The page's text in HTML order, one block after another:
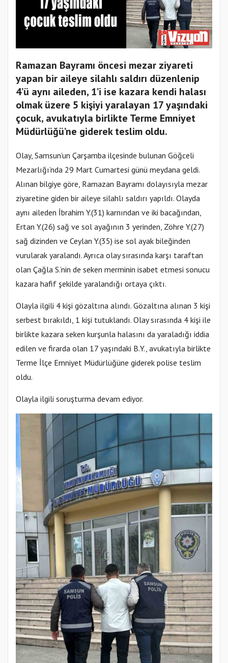
Ramazan Bayramı öncesi mezar ziyareti
yapan bir aileye silahlı saldırı düzenlenip
4’ü aynı aileden, 1’i ise kazara kendi halası
olmak üzere 5 kişiyi yaralayan 17 yaşındaki
çocuk, avukatıyla birlikte Terme Emniyet
Müdürlüğü’ne giderek teslim oldu.
Olay, Samsun’un Çarşamba ilçesinde bulunan Göğceli
Mezarlığı’nda 29 Mart Cumartesi günü meydana geldi.
Alınan bilgiye göre, Ramazan Bayramı dolayısıyla mezar
ziyaretine giden bir aileye silahlı saldırı yapıldı. Olayda
aynı aileden İbrahim Y.(31) karnından ve iki bacağından,
Ertan Y.(26) sağ ve sol ayağının 3 yerinden, Zöhre Y.(27)
sağ dizinden ve Ceylan Y.(35) ise sol ayak bileğinden
vurularak yaralandı. Ayrıca olay sırasında karşı taraftan
olan Çağla S.’nin de seken merminin isabet etmesi sonucu
kazara hafif şekilde yaralandığı ortaya çıktı.
Olayla ilgili 4 kişi gözaltına alındı. Gözaltına alınan 3 kişi
serbest bırakıldı, 1 kişi tutuklandı. Olay sırasında 4 kişi ile
birlikte kazara seken kurşunla halasını da yaraladığı iddia
edilen ve firarda olan 17 yaşındaki B.Y., avukatıyla birlikte
Terme İlçe Emniyet Müdürlüğüne giderek polise teslim
oldu.
Olayla ilgili soruşturma devam ediyor.